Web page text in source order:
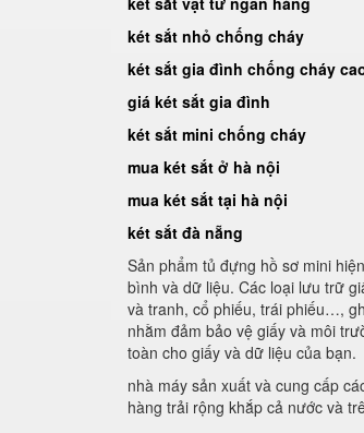
két sắt nhỏ chống cháy
két sắt gia đình chống cháy
giá két sắt gia đình
két sắt mini chống cháy
mua két sắt ở hà nội
mua két sắt tại hà nội
két sắt đà nẵng
Sản phẩm tủ đựng hồ sơ mini
bình và dữ liệu. Các loại lưu trữ
và tranh, cổ phiếu, trái phiếu…,
nhằm đảm bảo vệ giấy và môi
toàn cho giấy và dữ liệu của bạn.
nhà máy sản xuất và cung cấp
hàng trải rộng khắp cả nước và